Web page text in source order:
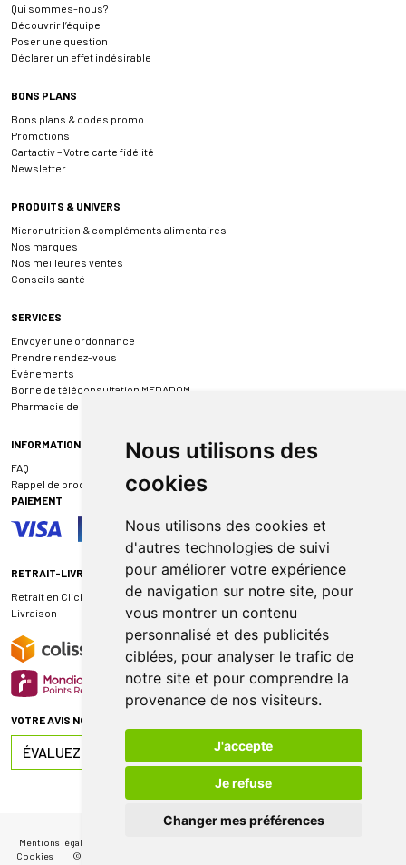
Nous utilisons des
cookies
Nous utilisons des cookies et
d'autres technologies de suivi
pour améliorer votre expérience
de navigation sur notre site, pour
vous montrer un contenu
personnalisé et des publicités
ciblées, pour analyser le trafic de
notre site et pour comprendre la
provenance de nos visiteurs.
J'accepte
Je refuse
Changer mes préférences
Qui sommes-nous?
Découvrir l’équipe
Poser une question
Déclarer un effet indésirable
BONS PLANS
Bons plans & codes promo
Promotions
Cartactiv – Votre carte fidélité
Newsletter
PRODUITS & UNIVERS
Micronutrition & compléments alimentaires
Nos marques
Nos meilleures ventes
Conseils santé
SERVICES
Envoyer une ordonnance
Prendre rendez-vous
Événements
Borne de téléconsultation MEDADOM
Pharmacie de garde
INFORMATIONS
FAQ
Rappel de produit
PAIEMENT
RETRAIT-LIVRAISON
Retrait en Click & Collect
Livraison
VOTRE AVIS NOUS INTÉRESSE
ÉVALUEZ-NOUS SUR
Mentions légales
Cookies
| © 2026 Pharmacie de Sauternes